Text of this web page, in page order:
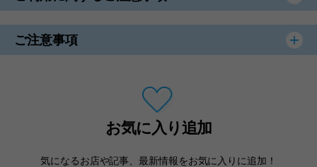
ご注意事項
お気に入り追加
気になるお店や記事、最新情報をお気に入りに追加！